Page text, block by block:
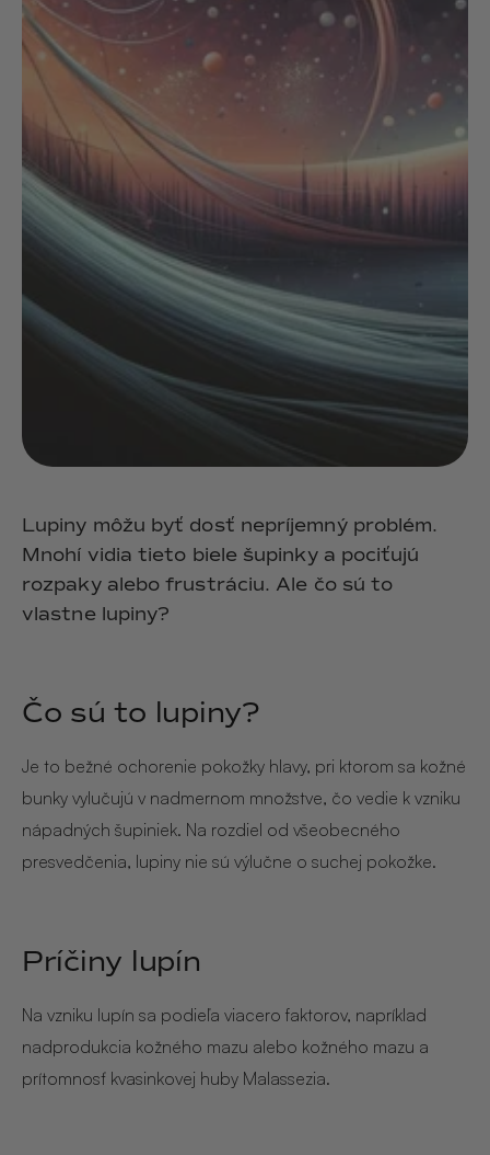
Lupiny môžu byť dosť nepríjemný problém.
Mnohí vidia tieto biele šupinky a pociťujú
rozpaky alebo frustráciu. Ale čo sú to
vlastne lupiny?
Čo sú to lupiny?
Je to bežné ochorenie pokožky hlavy, pri ktorom sa kožné
bunky vylučujú v nadmernom množstve, čo vedie k vzniku
nápadných šupiniek. Na rozdiel od všeobecného
presvedčenia, lupiny nie sú výlučne o suchej pokožke.
Príčiny lupín
Na vzniku lupín sa podieľa viacero faktorov, napríklad
nadprodukcia kožného mazu alebo kožného mazu a
prítomnosť kvasinkovej huby Malassezia.
NOIX
ANGĒLIQUE